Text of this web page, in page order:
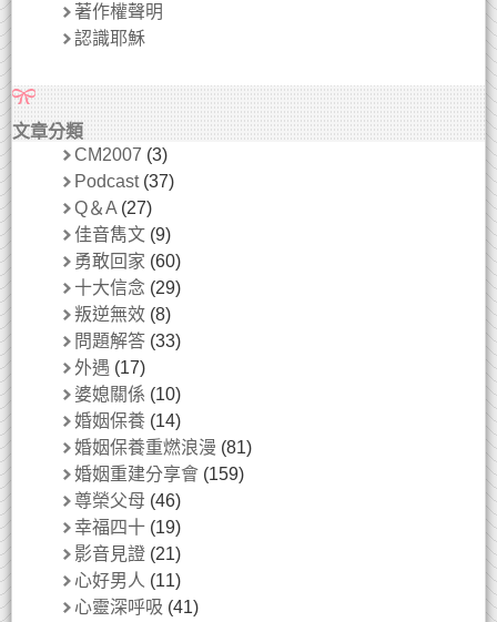
著作權聲明
認識耶穌
文章分類
CM2007 (3)
Podcast(37)
Q＆A (27)
佳音雋文 (9)
勇敢回家 (60)
十大信念 (29)
叛逆無效 (8)
問題解答 (33)
外遇 (17)
婆媳關係 (10)
婚姻保養 (14)
婚姻保養重燃浪漫 (81)
婚姻重建分享會 (159)
尊榮父母 (46)
幸福四十 (19)
影音見證 (21)
心好男人 (11)
心靈深呼吸 (41)